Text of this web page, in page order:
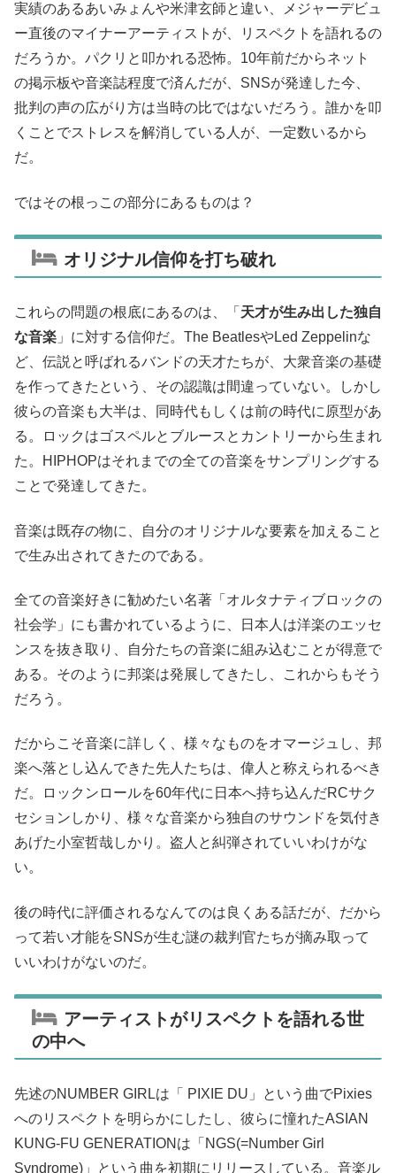
実績のあるあいみょんや米津玄師と違い、メジャーデビュ
ー直後のマイナーアーティストが、リスペクトを語れるの
だろうか。パクリと叩かれる恐怖。10年前だからネット
の掲示板や音楽誌程度で済んだが、SNSが発達した今、
批判の声の広がり方は当時の比ではないだろう。誰かを叩
くことでストレスを解消している人が、一定数いるから
だ。
ではその根っこの部分にあるものは？
オリジナル信仰を打ち破れ
これらの問題の根底にあるのは、「 天才が生み出した独自
な音楽 」に対する信仰だ。The BeatlesやLed Zeppelinな
ど、伝説と呼ばれるバンドの天才たちが、大衆音楽の基礎
を作ってきたという、その認識は間違っていない。しかし
彼らの音楽も大半は、同時代もしくは前の時代に原型があ
る。ロックはゴスペルとブルースとカントリーから生まれ
た。HIPHOPはそれまでの全ての音楽をサンプリングする
ことで発達してきた。
音楽は既存の物に、自分のオリジナルな要素を加えること
で生み出されてきたのである。
全ての音楽好きに勧めたい名著「オルタナティブロックの
社会学」にも書かれているように、日本人は洋楽のエッセ
ンスを抜き取り、自分たちの音楽に組み込むことが得意で
ある。そのように邦楽は発展してきたし、これからもそう
だろう。
だからこそ音楽に詳しく、様々なものをオマージュし、邦
楽へ落とし込んできた先人たちは、偉人と称えられるべき
だ。ロックンロールを60年代に日本へ持ち込んだRCサク
セションしかり、様々な音楽から独自のサウンドを気付き
あげた小室哲哉しかり。盗人と糾弾されていいわけがな
い。
後の時代に評価されるなんてのは良くある話だが、だから
って若い才能をSNSが生む謎の裁判官たちが摘み取って
いいわけがないのだ。
アーティストがリスペクトを語れる世
の中へ
先述のNUMBER GIRLは「 PIXIE DU」という曲でPixies
へのリスペクトを明らかにしたし、彼らに憧れたASIAN
KUNG-FU GENERATIONは「NGS(=Number Girl
Syndrome)」という曲を初期にリリースしている。音楽ル